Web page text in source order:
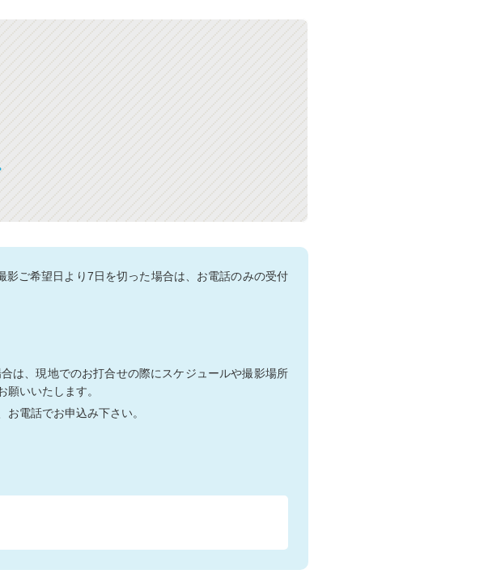
ご希望日より7日を切った場合は、お電話のみの受付
は、現地でのお打合せの際にスケジュールや撮影場所
いいたします。
電話でお申込み下さい。